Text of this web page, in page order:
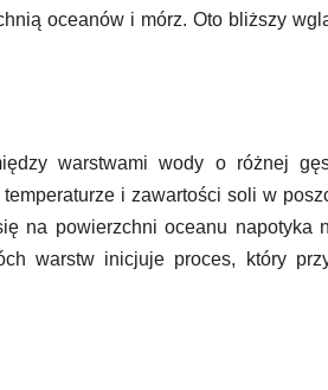
oceanów i mórz. Oto bliższy
warstwami wody o różnej
i zawartości soli w
na powierzchni oceanu napotyka
warstw inicjuje proces, który